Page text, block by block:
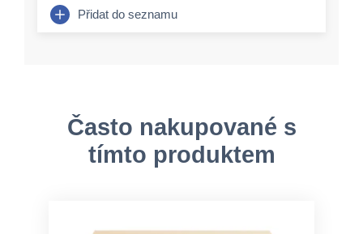
Přidat do seznamu
Často nakupované s
tímto produktem